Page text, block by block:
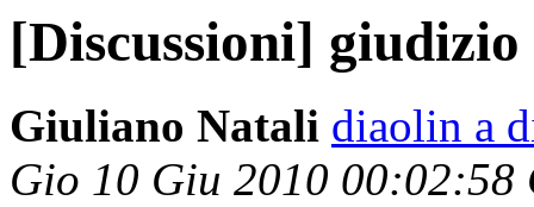
[Discussioni]
Giuliano Natali diaolin a
Gio 10 Giu 2010 00:02:58